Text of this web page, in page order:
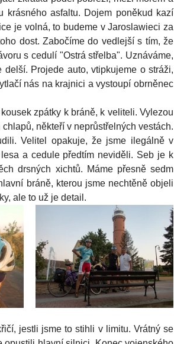
krásného asfaltu. Dojem poněkud kazí
je volná, to budeme v Jaroslawieci za
dost. Zabočíme do vedlejší s tím, že
s cedulí "Ostrá střelba". Uznáváme,
Projede auto, vtipkujeme o stráži,
nás na krajnici a vystoupí obrněnec
zpátky k bráně, k veliteli. Vylezou
někteří v neprůstřelných vestách.
Velitel opakuje, že jsme ilegálně v
a cedule předtím neviděli. Seb je k
drsných xichtů. Máme přesně sedm
bráně, kterou jsme nechtěně objeli
ale to už je detail.
jestli jsme to stihli v limitu. Vrátný se